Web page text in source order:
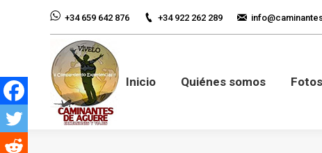
+34 659 642 876 +34 922 262 289
Inicio Quiénes somos Fotos